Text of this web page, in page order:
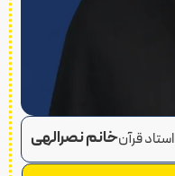
خانم نصرالهیاستاد قرآن